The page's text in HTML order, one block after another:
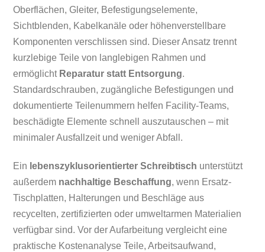
Oberflächen, Gleiter, Befestigungselemente,
Sichtblenden, Kabelkanäle oder höhenverstellbare
Komponenten verschlissen sind. Dieser Ansatz trennt
kurzlebige Teile von langlebigen Rahmen und
ermöglicht Reparatur statt Entsorgung.
Standardschrauben, zugängliche Befestigungen und
dokumentierte Teilenummern helfen Facility-Teams,
beschädigte Elemente schnell auszutauschen – mit
minimaler Ausfallzeit und weniger Abfall.
Ein lebenszyklusorientierter Schreibtisch unterstützt
außerdem nachhaltige Beschaffung, wenn Ersatz-
Tischplatten, Halterungen und Beschläge aus
recycelten, zertifizierten oder umweltarmen Materialien
verfügbar sind. Vor der Aufarbeitung vergleicht eine
praktische Kostenanalyse Teile, Arbeitsaufwand,